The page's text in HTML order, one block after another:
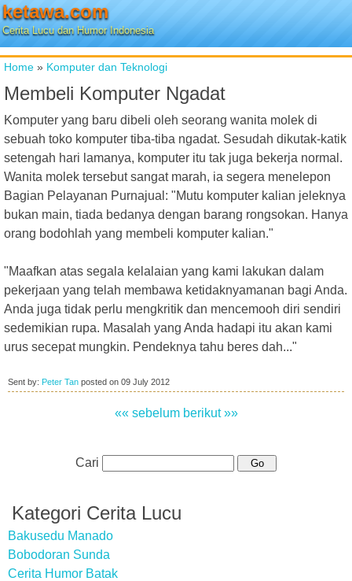
ketawa.com
Cerita Lucu dan Humor Indonesia
Home » Komputer dan Teknologi
Membeli Komputer Ngadat
Komputer yang baru dibeli oleh seorang wanita molek di
sebuah toko komputer tiba-tiba ngadat. Sesudah dikutak-katik
setengah hari lamanya, komputer itu tak juga bekerja normal.
Wanita molek tersebut sangat marah, ia segera menelepon
Bagian Pelayanan Purnajual: "Mutu komputer kalian jeleknya
bukan main, tiada bedanya dengan barang rongsokan. Hanya
orang bodohlah yang membeli komputer kalian."
"Maafkan atas segala kelalaian yang kami lakukan dalam
pekerjaan yang telah membawa ketidaknyamanan bagi Anda.
Anda juga tidak perlu mengkritik dan mencemooh diri sendiri
sedemikian rupa. Masalah yang Anda hadapi itu akan kami
urus secepat mungkin. Pendeknya tahu beres dah..."
Sent by: Peter Tan posted on 09 July 2012
«« sebelum berikut »»
Cari
Kategori Cerita Lucu
Bakusedu Manado
Bobodoran Sunda
Cerita Humor Batak